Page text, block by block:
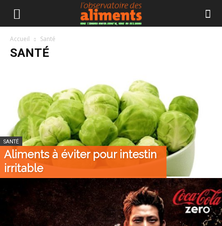
Accueil Santé
SANTÉ
SANTÉ
Aliments à éviter pour intestin
irritable